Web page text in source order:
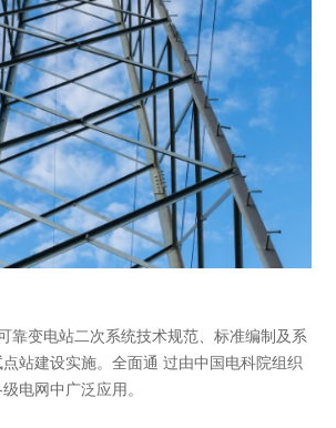
靠变电站二次系统技术规范、标准编制及系
站建设实施。全面通 过由中国电科院组织
电网中广泛应用。